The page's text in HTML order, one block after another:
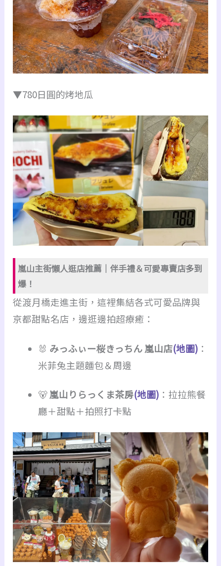
▼780日圓的烤地瓜
嵐山主街懶人逛店推薦｜伴手禮＆可愛專賣店多到
爆！
從渡月橋走進主街，這裡集結各式可愛品牌與
京都甜點名店，邊逛邊拍超療癒：
🐰 みっふぃー桜きっちん 嵐山店(地圖) ：
米菲兔主題麵包＆周邊
🐻嵐山りらっくま茶房(地圖) ：拉拉熊餐
廳＋甜點＋拍照打卡點